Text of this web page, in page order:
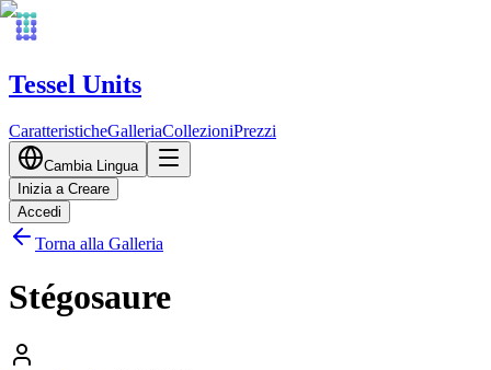
Tessel Units
CaratteristicheGalleriaCollezioniPrezzi
Cambia Lingua
Inizia a Creare
Accedi
Torna alla Galleria
Stégosaure